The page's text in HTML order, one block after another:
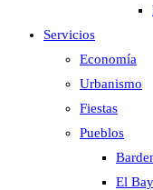
Servicios
Economía
Urbanismo
Fiestas
Pueblos
El